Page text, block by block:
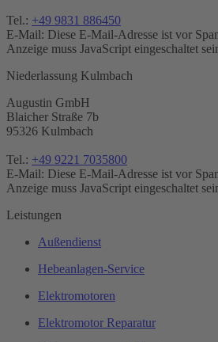
Tel.: +49 9831 886450
E-Mail: Diese E-Mail-Adresse ist vor
Anzeige muss JavaScript eingeschaltet
Niederlassung Kulmbach
Augustin GmbH
Blaicher Straße 7b
95326 Kulmbach
Tel.: +49 9221 7035800
E-Mail: Diese E-Mail-Adresse ist vor
Anzeige muss JavaScript eingeschaltet
Leistungen
Außendienst
Hebeanlagen-Service
Elektromotoren
Elektromotor Reparatur